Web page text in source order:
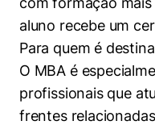
aluno recebe um
Para quem é
O MBA é
profissionais que
frentes